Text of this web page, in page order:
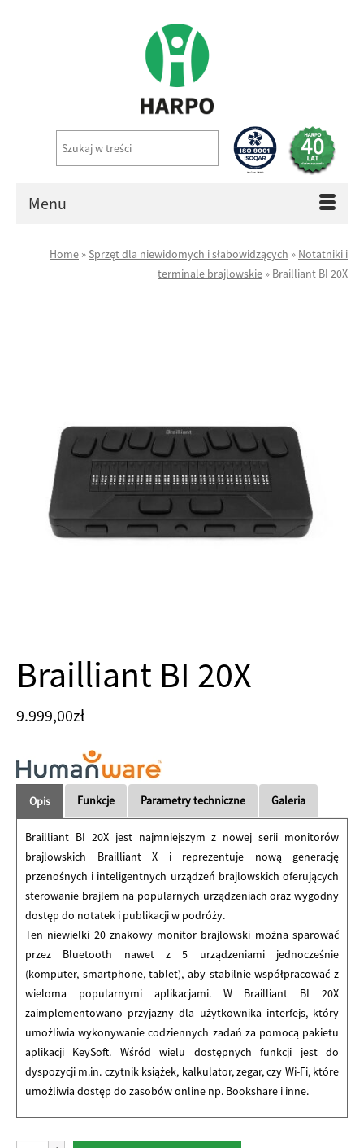
Menu
Home » Sprzęt dla niewidomych i słabowidzących » Notatniki i
terminale brajlowskie » Brailliant BI 20X
Brailliant BI 20X
9.999,00zł
Opis Funkcje Parametry techniczne Galeria
Brailliant BI 20X jest najmniejszym z nowej serii monitorów
brajlowskich Brailliant X i reprezentuje nową generację
przenośnych i inteligentnych urządzeń brajlowskich oferujących
sterowanie brajlem na popularnych urządzeniach oraz wygodny
dostęp do notatek i publikacji w podróży.
Ten niewielki 20 znakowy monitor brajlowski można sparować
przez Bluetooth nawet z 5 urządzeniami jednocześnie
(komputer, smartphone, tablet), aby stabilnie współpracować z
wieloma popularnymi aplikacjami. W Brailliant BI 20X
zaimplementowano przyjazny dla użytkownika interfejs, który
umożliwia wykonywanie codziennych zadań za pomocą pakietu
aplikacji KeySoft. Wśród wielu dostępnych funkcji jest do
dyspozycji m.in. czytnik książek, kalkulator, zegar, czy Wi-Fi, które
umożliwia dostęp do zasobów online np. Bookshare i inne.